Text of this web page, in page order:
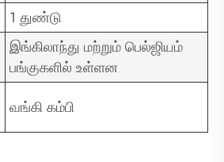
1 துண்டு
இங்கிலாந்து மற்றும் பெல்ஜியம்
பங்குகளில் உள்ளன
வங்கி கம்பி